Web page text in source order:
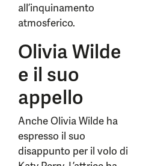
all’inquinamento
atmosferico.
Olivia Wilde
e il suo
appello
Anche Olivia Wilde ha
espresso il suo
disappunto per il volo di